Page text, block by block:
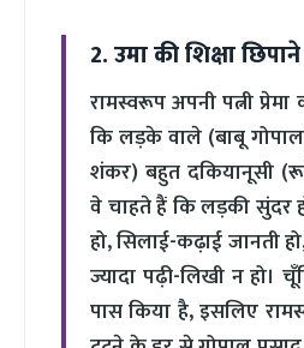
2. उमा की शिक्षा
रामस्वरूप अपनी पत्नी
कि लड़के वाले (बाबू
शंकर) बहुत दकियानूसी
वे चाहते हैं कि लड़की सुंदर
हो, सिलाई-कढ़ाई जानती
ज्यादा पढ़ी-लिखी न हो।
पास किया है, इसलिए